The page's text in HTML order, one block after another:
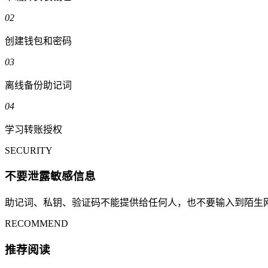
02
创建钱包和密码
03
离线备份助记词
04
学习转账授权
SECURITY
不要泄露敏感信息
助记词、私钥、验证码不能提供给任何人，也不要输入到陌生
RECOMMEND
推荐阅读